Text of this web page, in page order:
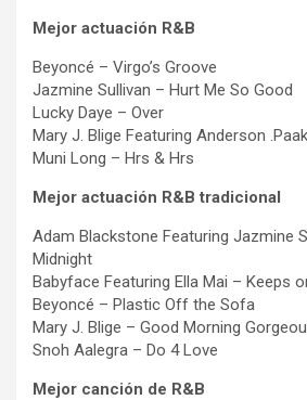
Mejor actuación R&B
Beyoncé – Virgo’s Groove
Jazmine Sullivan – Hurt Me So Good
Lucky Daye – Over
Mary J. Blige Featuring Anderson
Muni Long – Hrs & Hrs
Mejor actuación R&B tradicional
Adam Blackstone Featuring Jazmine
Midnight
Babyface Featuring Ella Mai – Keeps
Beyoncé – Plastic Off the Sofa
Mary J. Blige – Good Morning
Snoh Aalegra – Do 4 Love
Mejor canción de R&B